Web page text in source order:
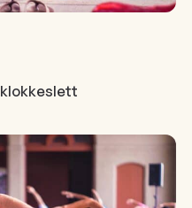
klokkeslett